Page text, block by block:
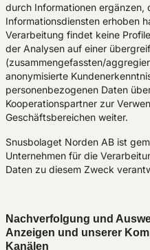
durch Informationen ergänzen,
Informationsdiensten erhoben
Verarbeitung findet keine
der Analysen auf einer
(zusammengefassten/
anonymisierte
personenbezogenen Daten
Kooperationspartner zur
Geschäftsbereichen weiter.
Snusbolaget Norden AB ist
Unternehmen für die
Daten zu diesem Zweck
Nachverfolgung und
Anzeigen und unserer
Kanälen